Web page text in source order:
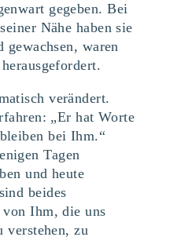
gegeben. Bei
Nähe haben sie
waren
verändert.
„Er hat Worte
bei Ihm.“
Tagen
und heute
beides
von Ihm, die uns
verstehen, zu